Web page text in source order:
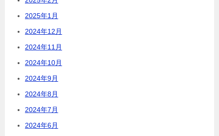
2025年1月
2024年12月
2024年11月
2024年10月
2024年9月
2024年8月
2024年7月
2024年6月